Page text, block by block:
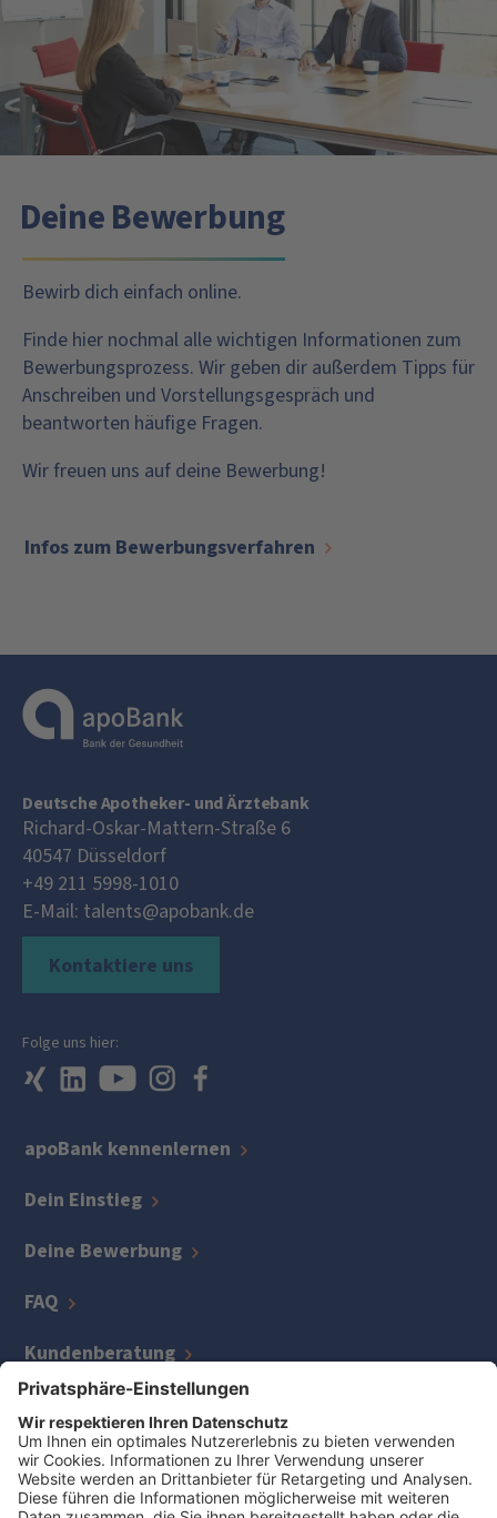
Deine Bewerbung
Bewirb dich einfach online.
Finde hier nochmal alle wichtigen Informationen zum
Bewerbungsprozess. Wir geben dir außerdem Tipps für
Anschreiben und Vorstellungsgespräch und
beantworten häufige Fragen.
Wir freuen uns auf deine Bewerbung!
Infos zum Bewerbungsverfahren
Deutsche Apotheker- und Ärztebank
Richard-Oskar-Mattern-Straße 6
40547 Düsseldorf
+49 211 5998-1010
E-Mail: talents@apobank.de
apoBank kennenlernen
Dein Einstieg
Deine Bewerbung
FAQ
Kundenberatung
IT
Kreditmanagement
Zentrale Bereiche
Kontaktiere uns
Folge uns hier: